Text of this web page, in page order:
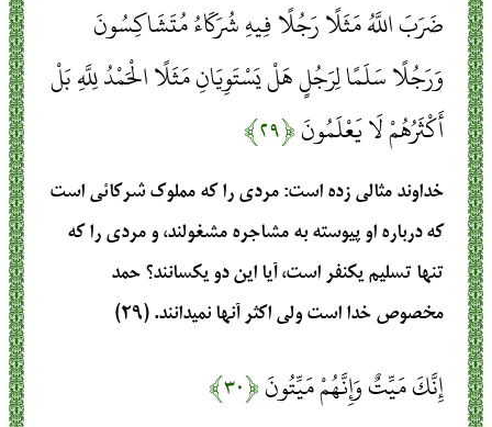
ضَرَبَ اللَّهُ مَثَلًا رَجُلًا فِيهِ شُرَكَاءُ مُتَشَاكِسُونَ
وَرَجُلًا سَلَمًا لِرَجُلٍ هَلْ يَسْتَوِيَانِ مَثَلًا الْحَمْدُ لِلَّهِ بَلْ
أَكْثَرُهُمْ لَا يَعْلَمُونَ﴿۲۹﴾
خداوند مثالي زده است: مردي را كه مملوك شركائي است
كه درباره او پيوسته به مشاجره مشغولند، و مردي را كه
تنها تسليم يكنفر است، آيا اين دو يكسانند؟ حمد
مخصوص خدا است ولي اكثر آنها نمي‏دانند. (۲۹)
إِنَّكَ مَيِّتٌ وَإِنَّهُمْ مَيِّتُونَ﴿۳۰﴾